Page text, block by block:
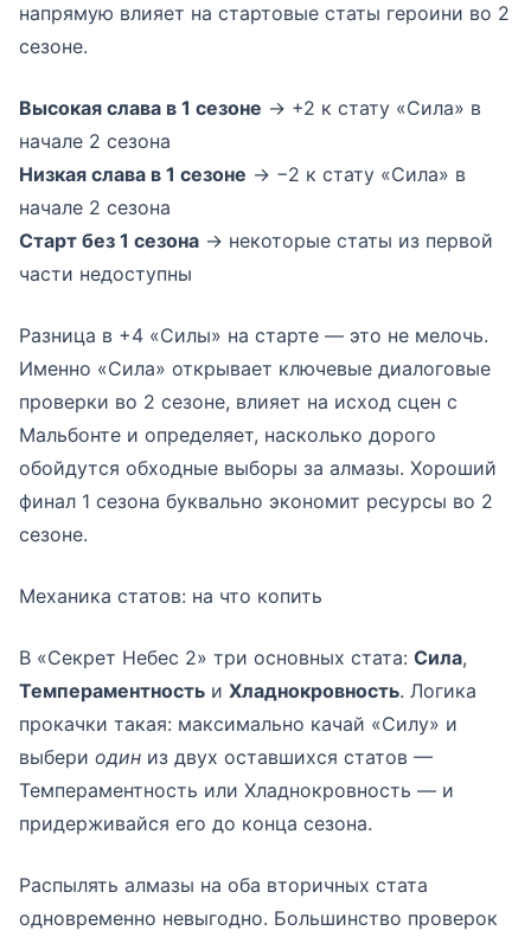
напрямую влияет на стартовые статы героини во 2
сезоне.
Высокая слава в 1 сезоне → +2 к стату «Сила» в
начале 2 сезона
Низкая слава в 1 сезоне → −2 к стату «Сила» в
начале 2 сезона
Старт без 1 сезона → некоторые статы из первой
части недоступны
Разница в +4 «Силы» на старте — это не мелочь.
Именно «Сила» открывает ключевые диалоговые
проверки во 2 сезоне, влияет на исход сцен с
Мальбонте и определяет, насколько дорого
обойдутся обходные выборы за алмазы. Хороший
финал 1 сезона буквально экономит ресурсы во 2
сезоне.
Механика статов: на что копить
В «Секрет Небес 2» три основных стата: Сила,
Темпераментность и Хладнокровность. Логика
прокачки такая: максимально качай «Силу» и
выбери один из двух оставшихся статов —
Темпераментность или Хладнокровность — и
придерживайся его до конца сезона.
Распылять алмазы на оба вторичных стата
одновременно невыгодно. Большинство проверок